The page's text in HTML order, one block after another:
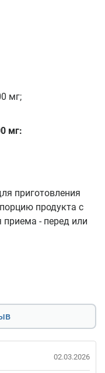
мг;
мг:
приготовления
продукта с
- перед или
02.03.2026